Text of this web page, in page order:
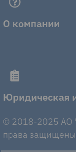
О компании
Юридическая
© 2018-2025 AO
права защищены